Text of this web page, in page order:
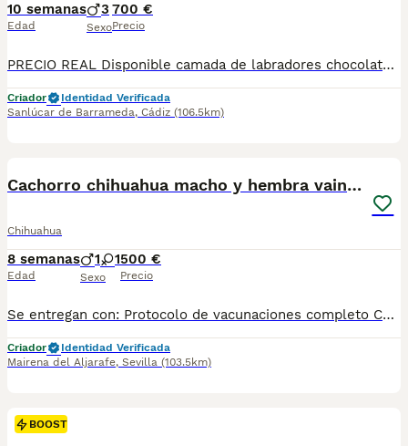
10 semanas
Edad
3
Sexo
700 €
Precio
PRECIO REAL Disponible camada de labradores chocolates ( 3 machos) hijos de Brisas del Guadalquivir Kenia y Valmolab Aguacate nacidos el 25 de mayo y que estarán para entregar a partir del 18 de julio. Todos los cachorros se entregan con 2 vacunas, cartilla de vacunación y desparasitados. De manera opcional se podrá entregar con Loe (Pedigree) Adjunto fotos de cachorros con 70 días, padre y madre. Se envían a toda España. Se atiende WhatsApp y llamadas al teléfono 651 42 10 79
Criador
Identidad Verificada
Sanlúcar de Barrameda, Cádiz (106.5km)
Cachorro chihuahua macho y hembra vainilla
Chihuahua
8 semanas
Edad
1 1
Sexo
500 €
Precio
Se entregan con: Protocolo de vacunaciones completo Cartilla veterinaria Pasaporte veterinario europeo Microchip RAIA Posibilidad de envío, estamos en Sevilla. Macho 500€ Hembra 600€
Criador
Identidad Verificada
Mairena del Aljarafe, Sevilla (103.5km)
BOOST